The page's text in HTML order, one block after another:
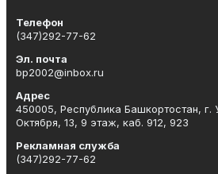
Телефон
(347)292-77-62
Эл. почта
bp2002@inbox.ru
Адрес
450005, Республика Башкортостан, г.
Октября, 13, 9 этаж, каб. 912, 923
Рекламная служба
(347)292-77-62